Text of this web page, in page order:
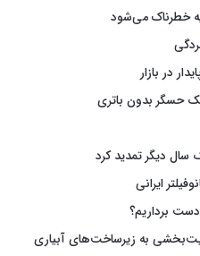
خطرناک می‌شود
در بازار
حسگر بدون باتری
برداریم؟
به زیرساخت‌های آبیاری